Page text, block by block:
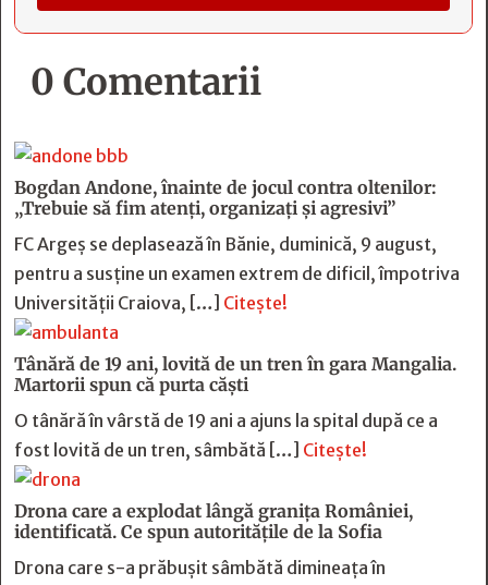
0 Comentarii
Bogdan Andone, înainte de jocul contra oltenilor:
„Trebuie să fim atenți, organizați și agresivi”
FC Argeș se deplasează în Bănie, duminică, 9 august,
pentru a susține un examen extrem de dificil, împotriva
Universității Craiova, […] Citește!
Tânără de 19 ani, lovită de un tren în gara Mangalia.
Martorii spun că purta căști
O tânără în vârstă de 19 ani a ajuns la spital după ce a
fost lovită de un tren, sâmbătă […] Citește!
Drona care a explodat lângă granița României,
identificată. Ce spun autoritățile de la Sofia
Drona care s-a prăbușit sâmbătă dimineața în